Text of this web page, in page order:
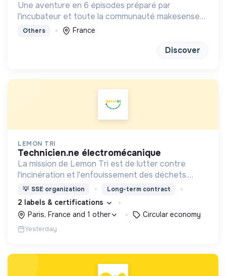
Une aventure en 6 épisodes préparé par
l'incubateur et toute la communauté makesense
pour se projeter dans l'aventure entrepreneuriale.
Others France
Discover
LEMON TRI
technicien.ne électromécanique
La mission de Lemon Tri est de lutter contre
l'incinération et l'enfouissement des déchets.
Adoptez les bons zestes à nos côtés !
💡 SSE organization Long-term contract
2 labels & certifications
Paris, France and 1 other
Circular economy
Yesterday